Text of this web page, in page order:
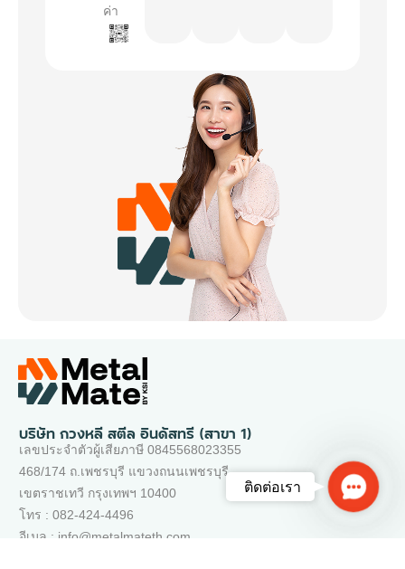
ค่า
บริษัท กวงหลี สตีล อินดัสทรี (สาขา 1)
เลขประจำตัวผู้เสียภาษี 0845568023355
468/174 ถ.เพชรบุรี แขวงถนนเพชรบุรี
เขตราชเทวี กรุงเทพฯ 10400
โทร : 082-424-4496
อีเมล : info@metalmateth.com
Us
ติดต่อเรา